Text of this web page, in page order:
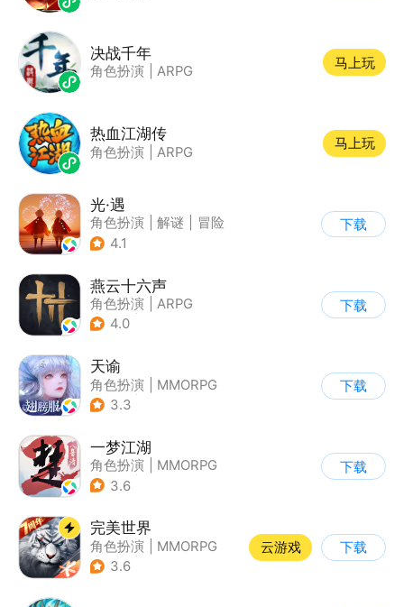
决战千年
角色扮演 ARPG
马上玩
热血江湖传
角色扮演 ARPG
马上玩
光·遇
角色扮演 解谜
冒险
| 开放世界
4.1
下载
燕云十六声
角色扮演
ARPG
| 武侠
4.0
下载
天谕
角色扮演
MMORPG
| 奇幻
3.3
下载
一梦江湖
角色扮演
MMORPG
| 武侠
3.6
下载
完美世界
角色扮演
MMORPG
| 奇幻
3.6
云游戏 下载